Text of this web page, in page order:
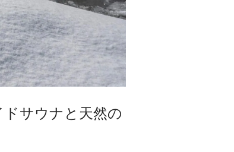
サウナと天然の